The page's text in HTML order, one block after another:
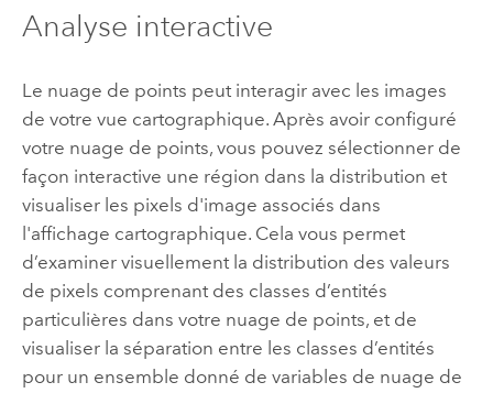
Analyse interactive
Le nuage de points peut interagir avec les images
de votre vue cartographique. Après avoir configuré
votre nuage de points, vous pouvez sélectionner de
façon interactive une région dans la distribution et
visualiser les pixels d'image associés dans
l'affichage cartographique. Cela vous permet
d’examiner visuellement la distribution des valeurs
de pixels comprenant des classes d’entités
particulières dans votre nuage de points, et de
visualiser la séparation entre les classes d’entités
pour un ensemble donné de variables de nuage de